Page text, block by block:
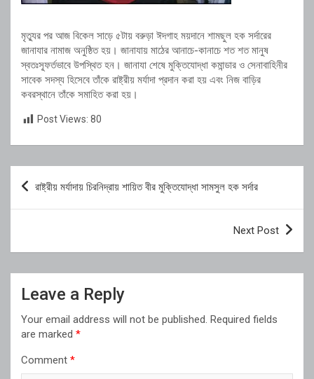
মৃত্যুর পর আজ বিকেল সাড়ে ৫টায় বরুড়া ঈদগাহ ময়দানে শামছুল হক সর্দারের
জানাযার নামাজ অনুষ্ঠিত হয়। জানাযায় মাঠের আনাচে-কানাচে শত শত মানুষ
স্বতঃস্ফূর্তভাবে উপস্থিত হন। জানাযা শেষে মুক্তিযোদ্ধা কমান্ডার ও সেনাবাহিনীর
সাবেক সদস্য হিসেবে তাঁকে রাষ্ট্রীয় মর্যাদা প্রদান করা হয় এবং নিজ বাড়ির
কবরস্থানে তাঁকে সমাহিত করা হয়।
Post Views: 80
Post
navigation
রাষ্ট্রীয় মর্যাদায় চিরনিদ্রায় শায়িত বীর মুক্তিযোদ্ধা সামসুল হক সর্দার
Next Post
Leave a Reply
Your email address will not be published. Required fields
are marked *
Comment *